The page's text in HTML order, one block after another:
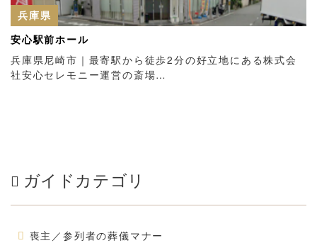
兵庫県
安心駅前ホール
兵庫県尼崎市｜最寄駅から徒歩2分の好立地にある株式会
社安心セレモニー運営の斎場…
ガイドカテゴリ
喪主／参列者の葬儀マナー